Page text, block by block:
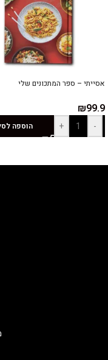
אסייתי – ספר המתכונים שלי
₪99.9
-
+ הוספה